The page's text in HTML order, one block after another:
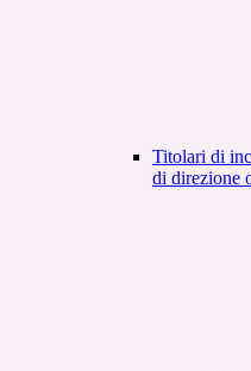
Titolari di
di direzione